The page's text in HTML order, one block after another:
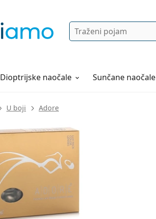
Pretraga
Dioptrijske naočale Sunčane naočale
U boji Adore